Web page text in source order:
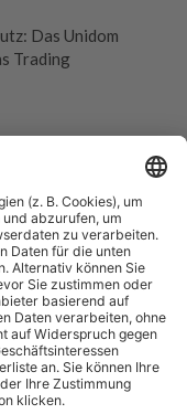
Das Unidom
Trading
"Tier-Zeitschriften" der